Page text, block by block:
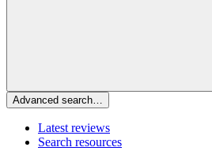
Advanced search…
Latest reviews
Search resources